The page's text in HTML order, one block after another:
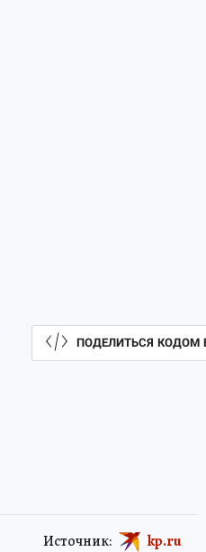
ПОДЕЛИТЬСЯ КОДОМ
Источник: kp.ru